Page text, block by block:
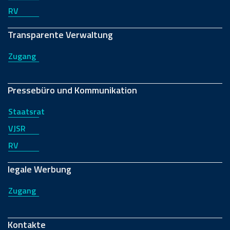
RV
Transparente Verwaltung
Zugang
Pressebüro und Kommunikation
Staatsrat
VJSR
RV
legale Werbung
Zugang
Kontakte